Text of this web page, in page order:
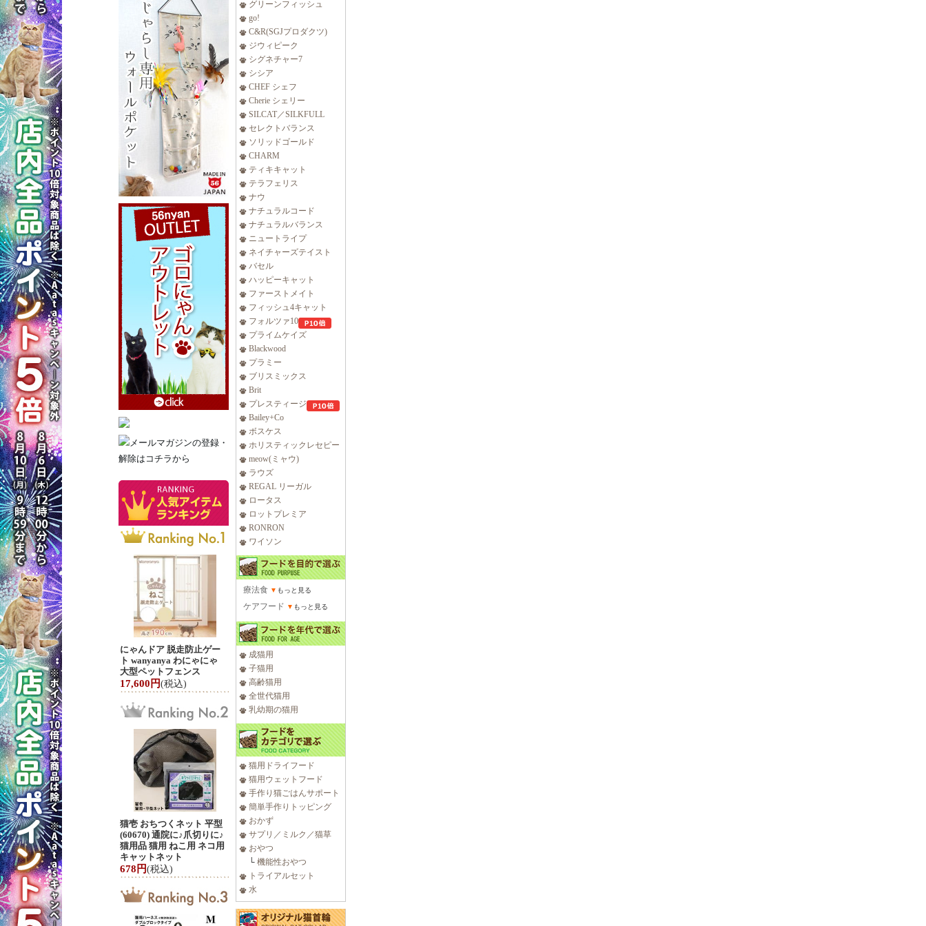
にゃんドア 脱走防止ゲー
ト wanyanya わにゃにゃ
大型ペットフェンス
17,600円(税込)
猫壱 おちつくネット 平型
(60670) 通院に♪爪切りに♪
猫用品 猫用 ねこ用 ネコ用
キャットネット
678円(税込)
グリーンフィッシュ
go!
C&R(SGJプロダクツ)
ジウィピーク
シグネチャー7
シシア
CHEF シェフ
Cherie シェリー
SILCAT／SILKFULL
セレクトバランス
ソリッドゴールド
CHARM
ティキキャット
テラフェリス
ナウ
ナチュラルコード
ナチュラルバランス
ニュートライプ
ネイチャーズテイスト
バセル
ハッピーキャット
ファーストメイト
フィッシュ4キャット
フォルツァ10
プライムケイズ
Blackwood
プラミー
ブリスミックス
Brit
プレスティージ
Bailey+Co
ボスケス
ホリスティックレセピー
meow(ミャウ)
ラウズ
REGAL リーガル
ロータス
ロットプレミア
RONRON
ワイソン
療法食 ▼ もっと見る
ケアフード ▼ もっと見る
成猫用
子猫用
高齢猫用
全世代猫用
乳幼期の猫用
猫用ドライフード
猫用ウェットフード
手作り猫ごはんサポート
簡単手作りトッピング
おかず
サプリ／ミルク／猫草
おやつ
└ 機能性おやつ
トライアルセット
水